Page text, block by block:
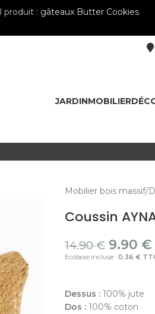
produit : gâteaux Butter Cookies
JARDINMOBILIER
Mobilier bois massif
Coussin
14.90€ 9.90 €
Ecotaxe incluse :0.36 €
Dessus :100% jute
Dos :100% coton